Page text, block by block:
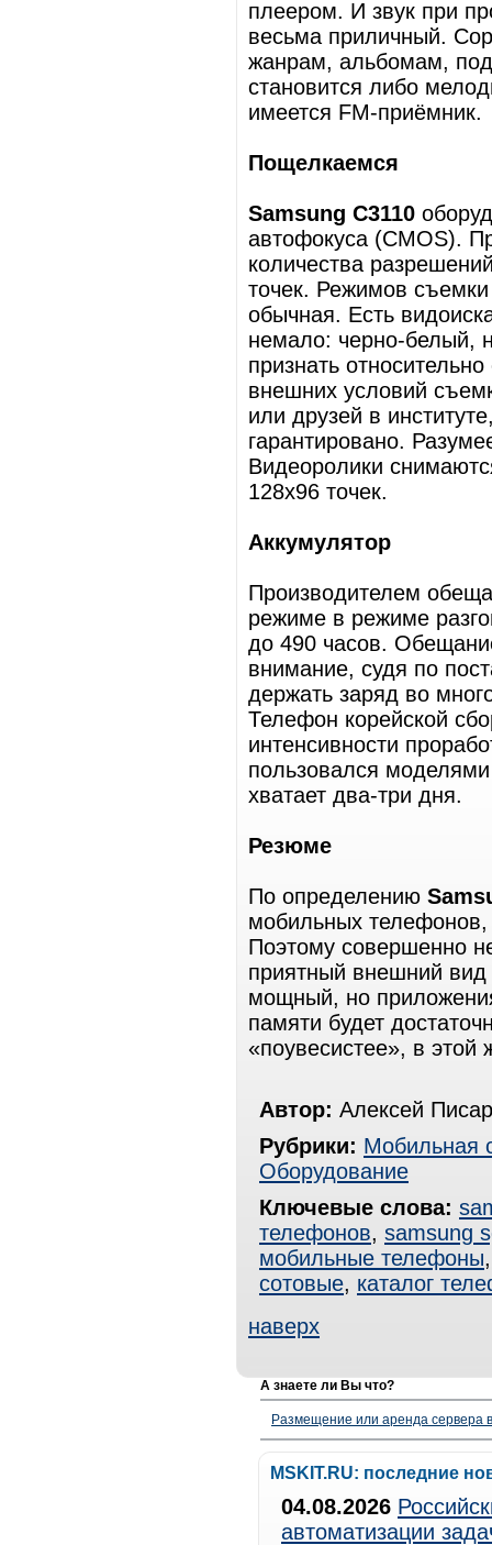
плеером. И звук при
весьма приличный.
жанрам, альбомам,
становится либо
имеется FM-приёмник.
Пощелкаемся
Samsung C3110
автофокуса (CMOS).
количества
точек. Режимов
обычная. Есть
немало: черно-белый,
признать
внешних условий
или друзей в
гарантировано.
Видеоролики
128х96 точек.
Аккумулятор
Производителем
режиме в режиме
до 490 часов.
внимание, судя по
держать заряд во
Телефон корейской
интенсивности
пользовался
хватает два-три дня.
Резюме
По определению
мобильных
Поэтому совершенно
приятный внешний вид
мощный, но
памяти будет
«поувесистее», в
Автор: Алексей
Рубрики: Мобильная
Оборудование
Ключевые слова:
телефонов, samsung
мобильные телефоны
сотовые, каталог
наверх
А знаете ли Вы что?
Размещение или аренда сервера
MSKIT.RU: последние
04.08.2026
автоматизации